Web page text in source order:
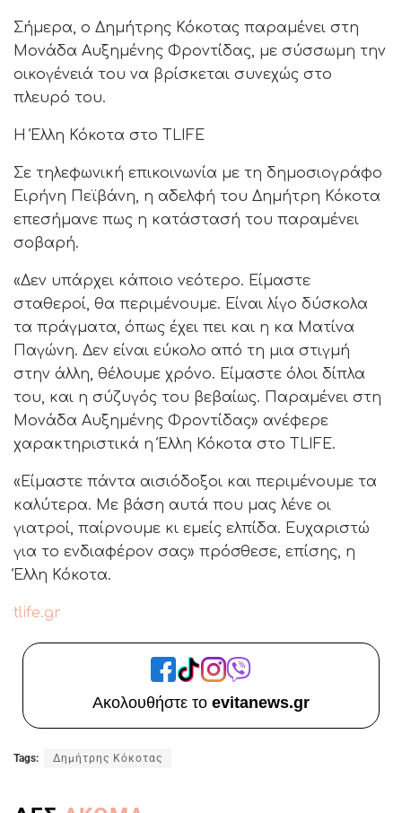
Σήμερα, ο Δημήτρης Κόκοτας παραμένει στη
Μονάδα Αυξημένης Φροντίδας, με σύσσωμη την
οικογένειά του να βρίσκεται συνεχώς στο
πλευρό του.
Η Έλλη Κόκοτα στο TLIFE
Σε τηλεφωνική επικοινωνία με τη δημοσιογράφο
Ειρήνη Πεϊβάνη, η αδελφή του Δημήτρη Κόκοτα
επεσήμανε πως η κατάστασή του παραμένει
σοβαρή.
«Δεν υπάρχει κάποιο νεότερο. Είμαστε
σταθεροί, θα περιμένουμε. Είναι λίγο δύσκολα
τα πράγματα, όπως έχει πει και η κα Ματίνα
Παγώνη. Δεν είναι εύκολο από τη μια στιγμή
στην άλλη, θέλουμε χρόνο. Είμαστε όλοι δίπλα
του, και η σύζυγός του βεβαίως. Παραμένει στη
Μονάδα Αυξημένης Φροντίδας» ανέφερε
χαρακτηριστικά η Έλλη Κόκοτα στο TLIFE.
«Είμαστε πάντα αισιόδοξοι και περιμένουμε τα
καλύτερα. Με βάση αυτά που μας λένε οι
γιατροί, παίρνουμε κι εμείς ελπίδα. Ευχαριστώ
για το ενδιαφέρον σας» πρόσθεσε, επίσης, η
Έλλη Κόκοτα.
tlife.gr
Ακολουθήστε το evitanews.gr
Tags: Δημήτρης Κόκοτας